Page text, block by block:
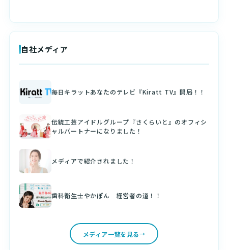
自社メディア
毎日キラットあなたのテレビ『Kiratt TV』開局！！
伝統工芸アイドルグループ『さくらいと』のオフィシ
ャルパートナーになりました！
メディアで紹介されました！
歯科衛生士やかぽん 経営者の道！！
メディア一覧を見る